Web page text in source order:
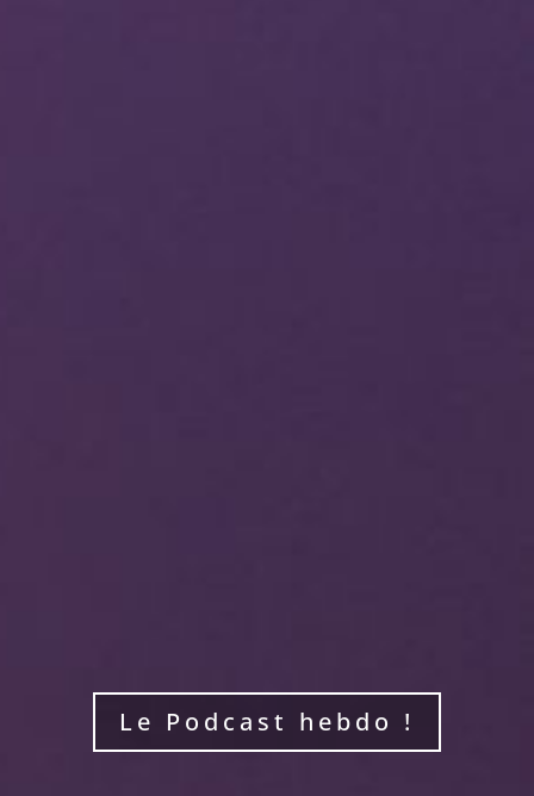
Le Podcast hebdo !